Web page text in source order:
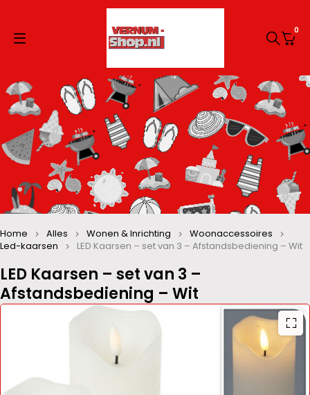
0
LED Kaarsen – set van 3 –
Afstandsbediening – Wit
Home Alles Wonen & Inrichting
Woonaccessoires
Led-kaarsen
LED Kaarsen – set van 3 – Afstandsbediening – Wit